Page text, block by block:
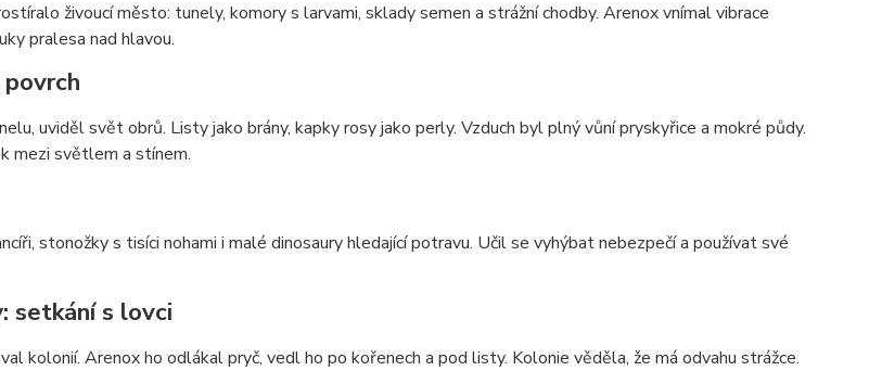
živoucí město: tunely, komory s larvami, sklady semen a strážní chodby. Arenox vnímal vibrace
pralesa nad hlavou.
uviděl svět obrů. Listy jako brány, kapky rosy jako perly. Vzduch byl plný vůní pryskyřice a mokré půdy.
mezi světlem a stínem.
stonožky s tisíci nohami i malé dinosaury hledající potravu. Učil se vyhýbat nebezpečí a používat své
setkání s lovci
kolonií. Arenox ho odlákal pryč, vedl ho po kořenech a pod listy. Kolonie věděla, že má odvahu strážce.